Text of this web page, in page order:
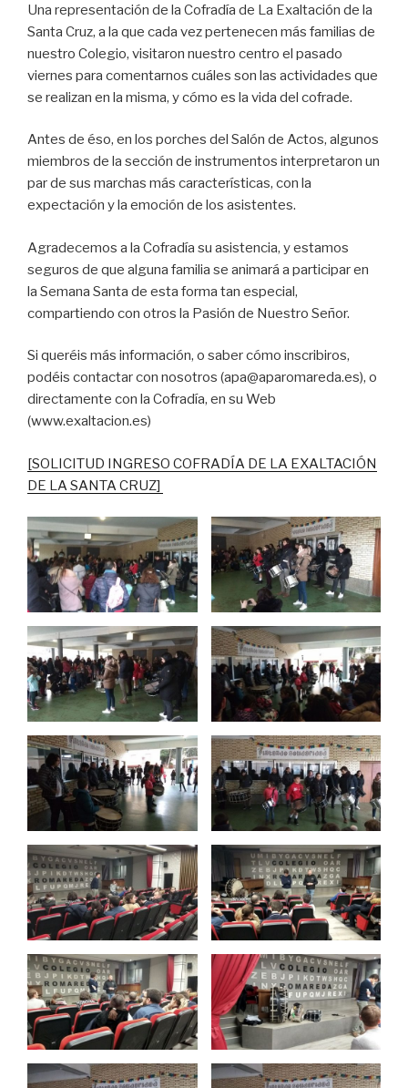
Una representación de la Cofradía de La Exaltación de la
Santa Cruz, a la que cada vez pertenecen más familias de
nuestro Colegio, visitaron nuestro centro el pasado
viernes para comentarnos cuáles son las actividades que
se realizan en la misma, y cómo es la vida del cofrade.
Antes de éso, en los porches del Salón de Actos, algunos
miembros de la sección de instrumentos interpretaron un
par de sus marchas más características, con la
expectación y la emoción de los asistentes.
Agradecemos a la Cofradía su asistencia, y estamos
seguros de que alguna familia se animará a participar en
la Semana Santa de esta forma tan especial,
compartiendo con otros la Pasión de Nuestro Señor.
Si queréis más información, o saber cómo inscribiros,
podéis contactar con nosotros (apa@aparomareda.es), o
directamente con la Cofradía, en su Web
(www.exaltacion.es)
[SOLICITUD INGRESO COFRADÍA DE LA EXALTACIÓN
DE LA SANTA CRUZ]